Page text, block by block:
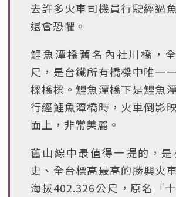
去許多火車司機員行駛經過
還會恐懼。
鯉魚潭橋舊名內社川橋，
尺，是台鐵所有橋樑中唯一
樑橋樑。鯉魚潭橋下是鯉魚
行經鯉魚潭橋時，火車倒影
面上，非常美麗。
舊山線中最值得一提的，
史、全台標高最高的勝興火
海拔402.326公尺，原名「